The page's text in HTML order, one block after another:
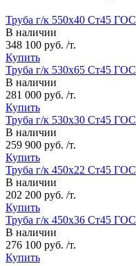
Труба г/к 550х40 Ст45
В наличии
348 100 руб. /т.
Купить
Труба г/к 530х65 Ст45
В наличии
281 000 руб. /т.
Купить
Труба г/к 530х30 Ст45
В наличии
259 900 руб. /т.
Купить
Труба г/к 450х22 Ст45
В наличии
202 200 руб. /т.
Купить
Труба г/к 450х36 Ст45
В наличии
276 100 руб. /т.
Купить